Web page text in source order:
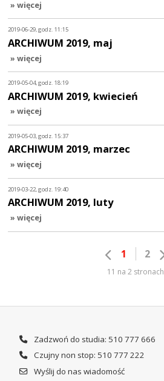
» więcej
2019-06-29, godz. 11:15
ARCHIWUM 2019, maj
» więcej
2019-05-04, godz. 18:19
ARCHIWUM 2019, kwiecień
» więcej
2019-05-03, godz. 15:37
ARCHIWUM 2019, marzec
» więcej
2019-03-22, godz. 19:40
ARCHIWUM 2019, luty
» więcej
1 2
11 na 2 stronach
Zadzwoń do studia: 510 777 666
Czujny non stop: 510 777 222
Wyślij do nas wiadomość